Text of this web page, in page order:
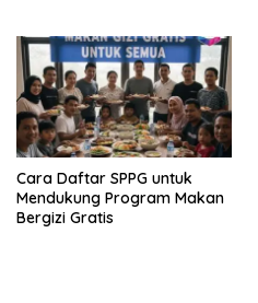
Cara Daftar SPPG untuk
Mendukung Program Makan
Bergizi Gratis